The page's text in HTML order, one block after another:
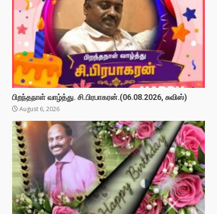
பிறந்தநாள் வாழ்த்து. சி.பிரபாகரன்.(06.08.2026, சுவிஸ்)
August 6, 2026